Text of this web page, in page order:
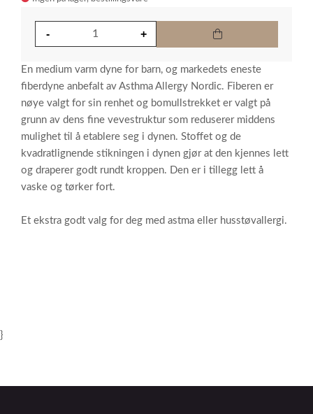
En medium varm dyne for barn, og markedets eneste
fiberdyne anbefalt av Asthma Allergy Nordic. Fiberen er
nøye valgt for sin renhet og bomullstrekket er valgt på
grunn av dens fine vevestruktur som reduserer middens
mulighet til å etablere seg i dynen. Stoffet og de
kvadratlignende stikningen i dynen gjør at den kjennes lett
og draperer godt rundt kroppen. Den er i tillegg lett å
vaske og tørker fort.
Et ekstra godt valg for deg med astma eller husstøvallergi.
}